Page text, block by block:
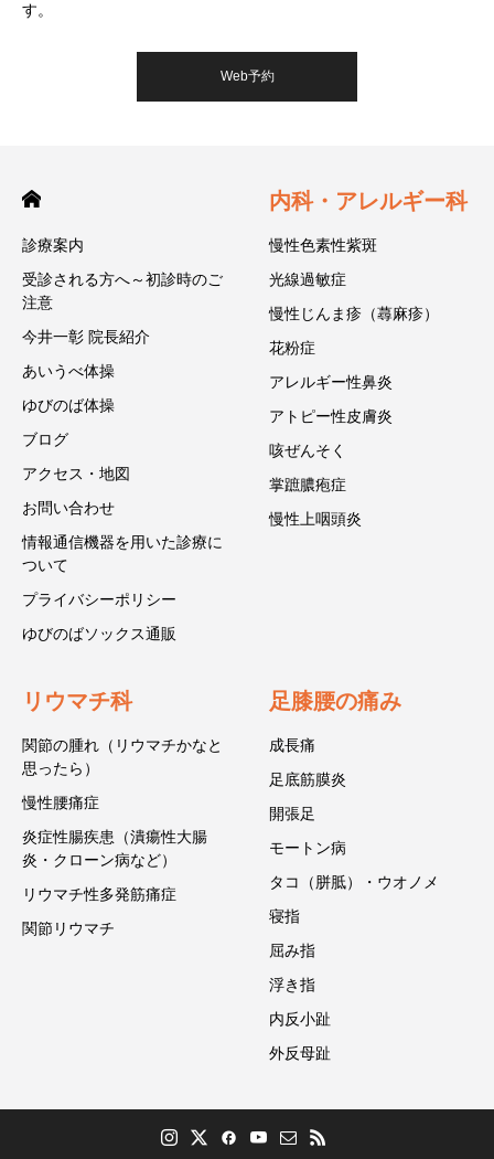
す。
Web予約
診療案内
受診される方へ～初診時のご
注意
今井一彰 院長紹介
あいうべ体操
ゆびのば体操
ブログ
アクセス・地図
お問い合わせ
情報通信機器を用いた診療に
ついて
プライバシーポリシー
ゆびのばソックス通販
内科・アレルギー科
慢性色素性紫斑
光線過敏症
慢性じんま疹（蕁麻疹）
花粉症
アレルギー性鼻炎
アトピー性皮膚炎
咳ぜんそく
掌蹠膿疱症
慢性上咽頭炎
リウマチ科
関節の腫れ（リウマチかなと
思ったら）
慢性腰痛症
炎症性腸疾患（潰瘍性大腸
炎・クローン病など）
リウマチ性多発筋痛症
関節リウマチ
足膝腰の痛み
成長痛
足底筋膜炎
開張足
モートン病
タコ（胼胝）・ウオノメ
寝指
屈み指
浮き指
内反小趾
外反母趾